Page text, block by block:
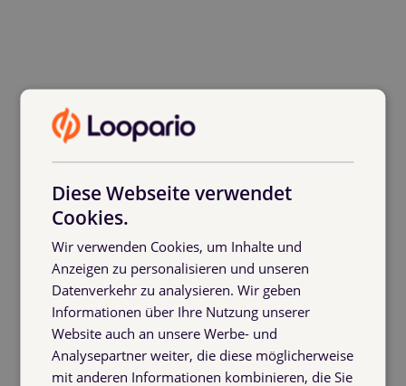
Was magst du an der Logistikbude am
meisten?
Diese Webseite verwendet
Cookies.
Wir verwenden Cookies, um Inhalte und
Anzeigen zu personalisieren und unseren
Datenverkehr zu analysieren. Wir geben
Informationen über Ihre Nutzung unserer
Website auch an unsere Werbe- und
Analysepartner weiter, die diese möglicherweise
mit anderen Informationen kombinieren, die Sie